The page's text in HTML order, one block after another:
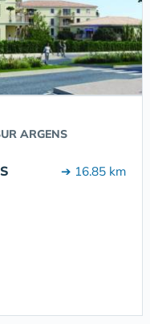
ARGENS
➔ 16.85 km